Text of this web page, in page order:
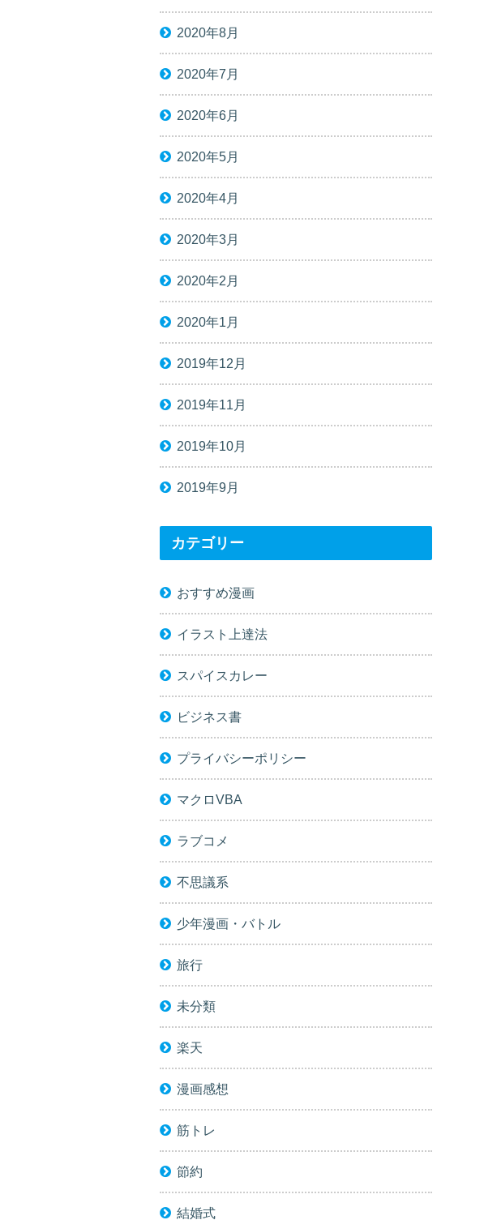
2020年8月
2020年7月
2020年6月
2020年5月
2020年4月
2020年3月
2020年2月
2020年1月
2019年12月
2019年11月
2019年10月
2019年9月
カテゴリー
おすすめ漫画
イラスト上達法
スパイスカレー
ビジネス書
プライバシーポリシー
マクロVBA
ラブコメ
不思議系
少年漫画・バトル
旅行
未分類
楽天
漫画感想
筋トレ
節約
結婚式